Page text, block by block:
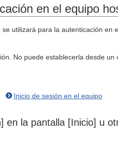
en el equipo
utilizará para la autenticación en
No puede establecerla desde un
Inicio de sesión en el equipo
en la pantalla [Inicio] u